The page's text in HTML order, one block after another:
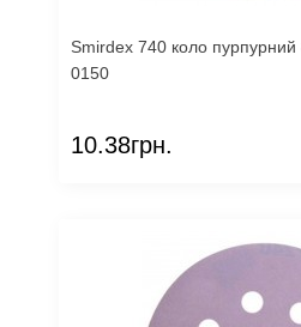
Smirdex 740 коло
0150
10.38грн.